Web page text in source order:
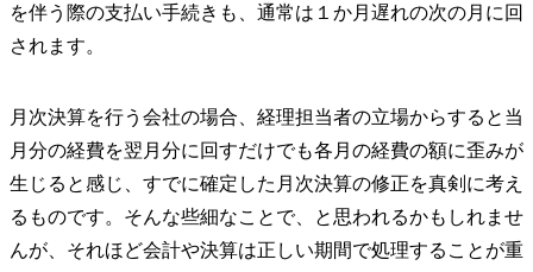
を伴う際の支払い手続きも、通常は１か月遅れの次の月に回
されます。
月次決算を行う会社の場合、経理担当者の立場からすると当
月分の経費を翌月分に回すだけでも各月の経費の額に歪みが
生じると感じ、すでに確定した月次決算の修正を真剣に考え
るものです。そんな些細なことで、と思われるかもしれませ
んが、それほど会計や決算は正しい期間で処理することが重